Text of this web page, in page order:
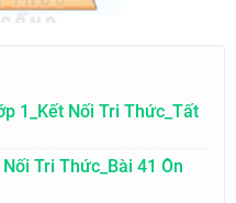
1_Kết Nối Tri Thức_Tất
Tri Thức_Bài 41 Ôn